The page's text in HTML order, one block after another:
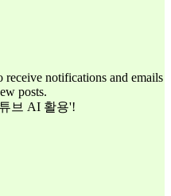
receive notifications and emails
posts.
튜브 AI 활용'!